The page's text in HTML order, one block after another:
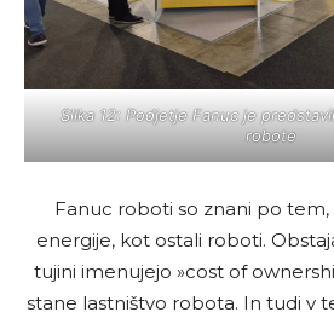
Slika 12: Podjetje Fanuc je
robote
Fanuc roboti so znani po
energije, kot ostali roboti.
tujini imenujejo »cost of
stane lastništvo robota. In tudi v